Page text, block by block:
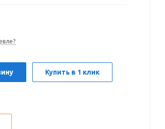
Купить в 1 клик